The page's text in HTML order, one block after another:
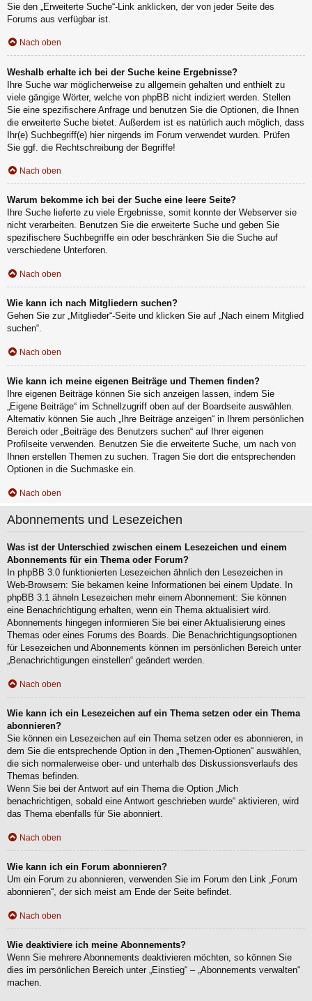
Sie den „Erweiterte Suche“-Link anklicken, der von jeder Seite des
Forums aus verfügbar ist.
Nach oben
Weshalb erhalte ich bei der Suche keine Ergebnisse?
Ihre Suche war möglicherweise zu allgemein gehalten und enthielt zu
viele gängige Wörter, welche von phpBB nicht indiziert werden. Stellen
Sie eine spezifischere Anfrage und benutzen Sie die Optionen, die Ihnen
die erweiterte Suche bietet. Außerdem ist es natürlich auch möglich, dass
Ihr(e) Suchbegriff(e) hier nirgends im Forum verwendet wurden. Prüfen
Sie ggf. die Rechtschreibung der Begriffe!
Nach oben
Warum bekomme ich bei der Suche eine leere Seite?
Ihre Suche lieferte zu viele Ergebnisse, somit konnte der Webserver sie
nicht verarbeiten. Benutzen Sie die erweiterte Suche und geben Sie
spezifischere Suchbegriffe ein oder beschränken Sie die Suche auf
verschiedene Unterforen.
Nach oben
Wie kann ich nach Mitgliedern suchen?
Gehen Sie zur „Mitglieder“-Seite und klicken Sie auf „Nach einem Mitglied
suchen“.
Nach oben
Wie kann ich meine eigenen Beiträge und Themen finden?
Ihre eigenen Beiträge können Sie sich anzeigen lassen, indem Sie
„Eigene Beiträge“ im Schnellzugriff oben auf der Boardseite auswählen.
Alternativ können Sie auch „Ihre Beiträge anzeigen“ in Ihrem persönlichen
Bereich oder „Beiträge des Benutzers suchen“ auf Ihrer eigenen
Profilseite verwenden. Benutzen Sie die erweiterte Suche, um nach von
Ihnen erstellen Themen zu suchen. Tragen Sie dort die entsprechenden
Optionen in die Suchmaske ein.
Nach oben
Abonnements und Lesezeichen
Was ist der Unterschied zwischen einem Lesezeichen und einem
Abonnements für ein Thema oder Forum?
In phpBB 3.0 funktionierten Lesezeichen ähnlich den Lesezeichen in
Web-Browsern: Sie bekamen keine Informationen bei einem Update. In
phpBB 3.1 ähneln Lesezeichen mehr einem Abonnement: Sie können
eine Benachrichtigung erhalten, wenn ein Thema aktualisiert wird.
Abonnements hingegen informieren Sie bei einer Aktualisierung eines
Themas oder eines Forums des Boards. Die Benachrichtigungsoptionen
für Lesezeichen und Abonnements können im persönlichen Bereich unter
„Benachrichtigungen einstellen“ geändert werden.
Nach oben
Wie kann ich ein Lesezeichen auf ein Thema setzen oder ein Thema
abonnieren?
Sie können ein Lesezeichen auf ein Thema setzen oder es abonnieren, in
dem Sie die entsprechende Option in den „Themen-Optionen“ auswählen,
die sich normalerweise ober- und unterhalb des Diskussionsverlaufs des
Themas befinden.
Wenn Sie bei der Antwort auf ein Thema die Option „Mich
benachrichtigen, sobald eine Antwort geschrieben wurde“ aktivieren, wird
das Thema ebenfalls für Sie abonniert.
Nach oben
Wie kann ich ein Forum abonnieren?
Um ein Forum zu abonnieren, verwenden Sie im Forum den Link „Forum
abonnieren“, der sich meist am Ende der Seite befindet.
Nach oben
Wie deaktiviere ich meine Abonnements?
Wenn Sie mehrere Abonnements deaktivieren möchten, so können Sie
dies im persönlichen Bereich unter „Einstieg“ – „Abonnements verwalten“
machen.